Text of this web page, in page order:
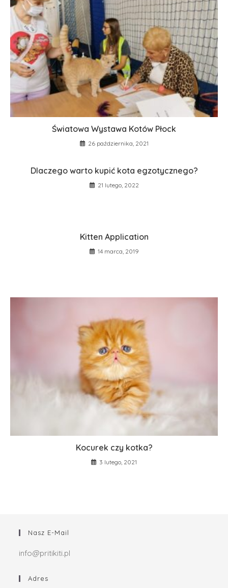
Światowa Wystawa Kotów Płock
26 października, 2021
Dlaczego warto kupić kota egzotycznego?
21 lutego, 2022
Kitten Application
14 marca, 2019
Kocurek czy kotka?
3 lutego, 2021
Nasz E-Mail
info@pritikiti.pl
Adres